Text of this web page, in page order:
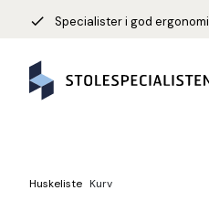
done Specialister i god ergonomi
Huskeliste Kurv